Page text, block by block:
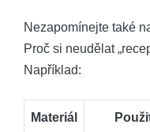
Nezapomínejte také
Proč si neudělat
Například:
Materiál